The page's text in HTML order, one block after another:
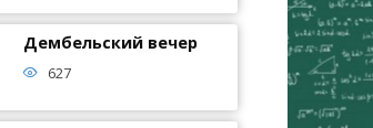
Дембельский вечер
627